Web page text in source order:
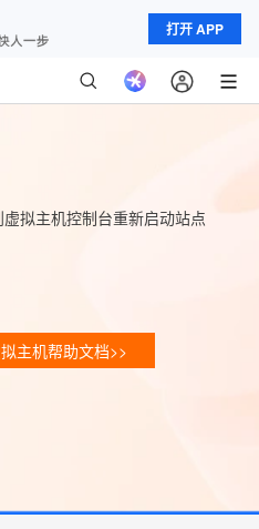
打开 APP
拟主机控制台重新启动站点
主机帮助文档>>